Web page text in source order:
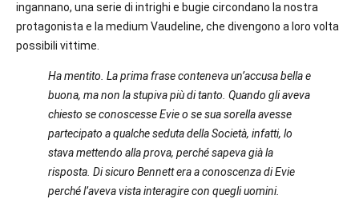
ingannano, una serie di intrighi e bugie circondano la nostra
protagonista e la medium Vaudeline, che divengono a loro volta
possibili vittime.
Ha mentito. La prima frase conteneva un’accusa bella e
buona, ma non la stupiva più di tanto. Quando gli aveva
chiesto se conoscesse Evie o se sua sorella avesse
partecipato a qualche seduta della Società, infatti, lo
stava mettendo alla prova, perché sapeva già la
risposta. Di sicuro Bennett era a conoscenza di Evie
perché l’aveva vista interagire con quegli uomini.